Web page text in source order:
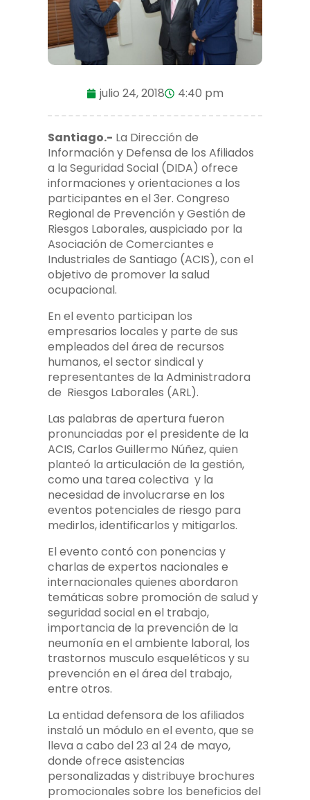
julio 24, 2018 4:40 pm
Santiago.- La Dirección de
Información y Defensa de los Afiliados
a la Seguridad Social (DIDA) ofrece
informaciones y orientaciones a los
participantes en el 3er. Congreso
Regional de Prevención y Gestión de
Riesgos Laborales, auspiciado por la
Asociación de Comerciantes e
Industriales de Santiago (ACIS), con el
objetivo de promover la salud
ocupacional.
En el evento participan los
empresarios locales y parte de sus
empleados del área de recursos
humanos, el sector sindical y
representantes de la Administradora
de Riesgos Laborales (ARL).
Las palabras de apertura fueron
pronunciadas por el presidente de la
ACIS, Carlos Guillermo Núñez, quien
planteó la articulación de la gestión,
como una tarea colectiva y la
necesidad de involucrarse en los
eventos potenciales de riesgo para
medirlos, identificarlos y mitigarlos.
El evento contó con ponencias y
charlas de expertos nacionales e
internacionales quienes abordaron
temáticas sobre promoción de salud y
seguridad social en el trabajo,
importancia de la prevención de la
neumonía en el ambiente laboral, los
trastornos musculo esqueléticos y su
prevención en el área del trabajo,
entre otros.
La entidad defensora de los afiliados
instaló un módulo en el evento, que se
lleva a cabo del 23 al 24 de mayo,
donde ofrece asistencias
personalizadas y distribuye brochures
promocionales sobre los beneficios del